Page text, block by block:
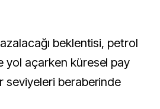
beklentisi, petrol
yol açarken küresel pay
seviyeleri beraberinde